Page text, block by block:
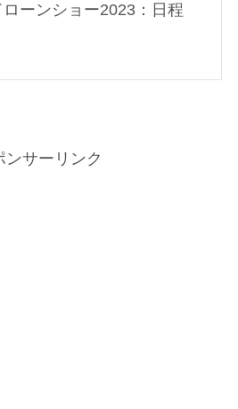
ーンショー2023：日程
ンサーリンク